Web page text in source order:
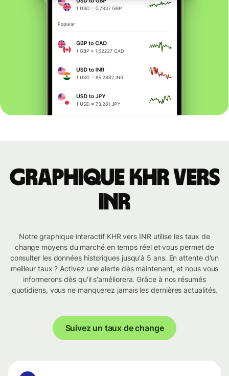
Graphique KHR vers
INR
Notre graphique interactif KHR vers INR utilise les taux de
change moyens du marché en temps réel et vous permet de
consulter les données historiques jusqu'à 5 ans. En attente d'un
meilleur taux ? Activez une alerte dès maintenant, et nous vous
informerons dès qu'il s'améliorera. Grâce à nos résumés
quotidiens, vous ne manquerez jamais les dernières actualités.
Suivez un taux de change